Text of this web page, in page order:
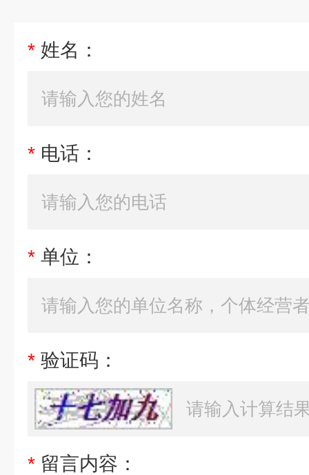
* 姓名：
* 电话：
* 单位：
* 验证码：
* 留言内容：